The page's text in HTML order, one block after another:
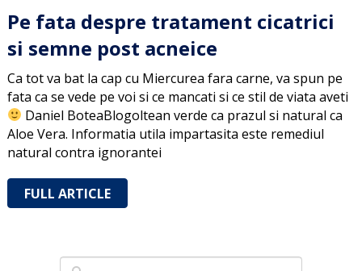
Pe fata despre tratament cicatrici
si semne post acneice
Ca tot va bat la cap cu Miercurea fara carne, va spun pe
fata ca se vede pe voi si ce mancati si ce stil de viata aveti
Daniel BoteaBlogoltean verde ca prazul si natural ca
Aloe Vera. Informatia utila impartasita este remediul
natural contra ignorantei
FULL ARTICLE